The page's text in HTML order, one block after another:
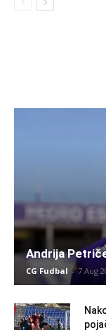
Andrija
CG Fudbal - 7 Aug